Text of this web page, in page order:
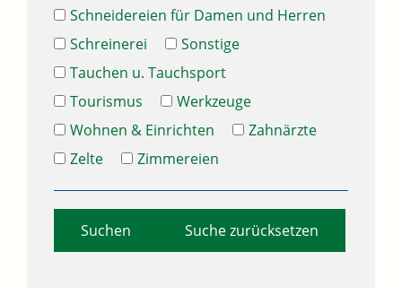
Schneidereien für Damen und Herren
Schreinerei
Sonstige
Tauchen u. Tauchsport
Tourismus
Werkzeuge
Wohnen & Einrichten
Zahnärzte
Zelte
Zimmereien
Suche zurücksetzen